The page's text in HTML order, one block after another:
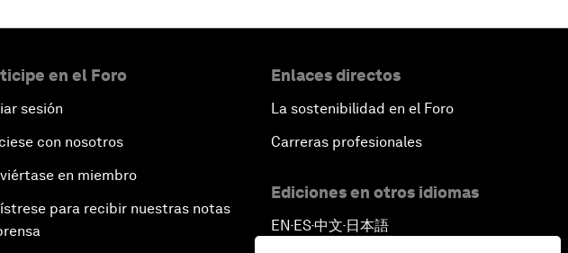
en el Foro
sesión
con nosotros
en miembro
para recibir nuestras notas
Enlaces directos
La sostenibilidad en el Foro
Carreras profesionales
Ediciones en otros idiomas
EN ▪ ES▪中文▪ 日本語